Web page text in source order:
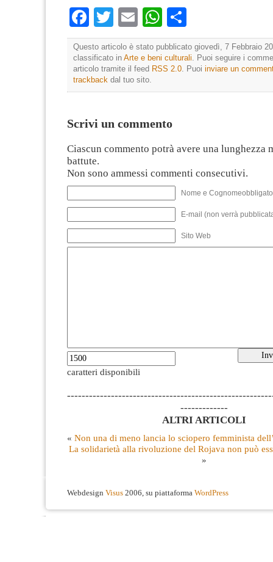
Facebook
TwitterEmailWhatsApp
Questo articolo è stato pubblicato giovedì, 7 Febbraio
classificato in Arte e beni culturali. Puoi seguire i
articolo tramite il feed RSS 2.0. Puoi inviare un
trackback dal tuo sito.
Scrivi un commento
Ciascun commento potrà avere una lunghezza
battute.
Non sono ammessi commenti consecutivi.
Nome e
E-mail (non verrà
Sito Web
caratteri disponibili
-------------
ALTRI ARTICOLI
« Non una di meno lancia lo sciopero femminista
La solidarietà alla rivoluzione del Rojava non può
»
Webdesign Visus 2006, su piattaforma WordPress